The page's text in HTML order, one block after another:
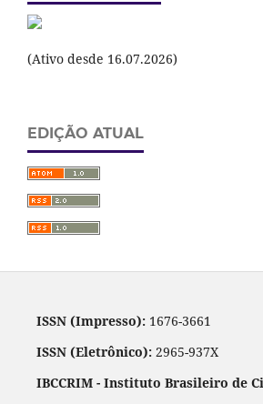
(Ativo desde 16.07.2026)
EDIÇÃO ATUAL
ISSN (Impresso):1676-3661
ISSN (Eletrônico):2965-937X
IBCCRIM - Instituto Brasileiro de